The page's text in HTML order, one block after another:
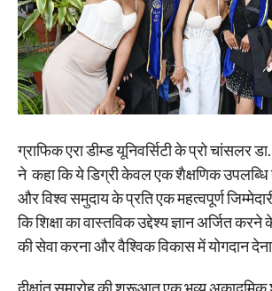
ग्राफिक एरा डीम्ड यूनिवर्सिटी के प्रो चांसलर
ने कहा कि ये डिग्री केवल एक शैक्षणिक उपलब्धि
और विश्व समुदाय के प्रति एक महत्वपूर्ण
कि शिक्षा का वास्तविक उद्देश्य ज्ञान अर्जित
की सेवा करना और वैश्विक विकास में योगदान
दीक्षांत समारोह की शुरूआत एक भव्य अकादमिक